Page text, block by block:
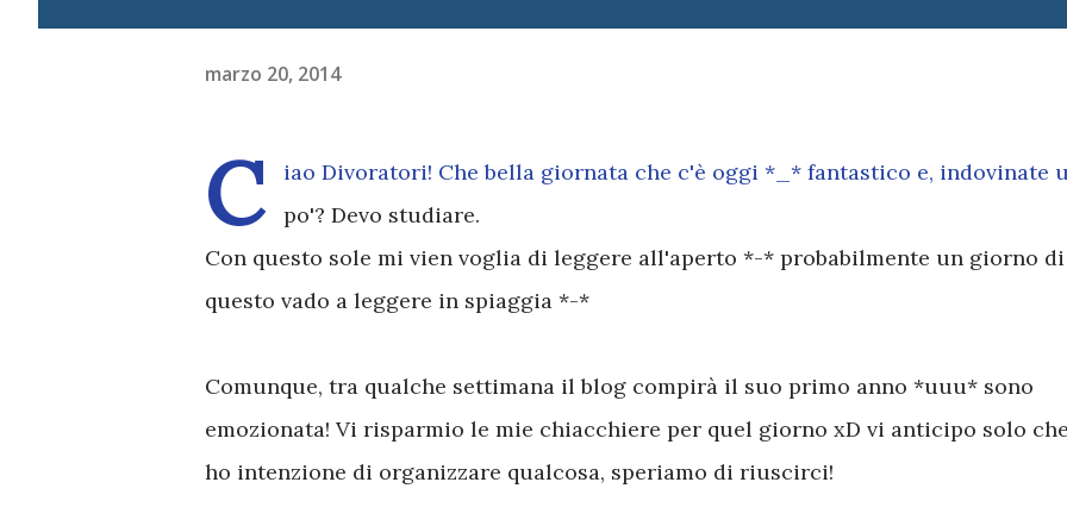
marzo 20, 2014
C
iao Divoratori! Che bella giornata che c'è oggi *_* fantastico e, indovinate
po'? Devo studiare.
Con questo sole mi vien voglia di leggere all'aperto *-* probabilmente un giorno di
questo vado a leggere in spiaggia *-*
Comunque, tra qualche settimana il blog compirà il suo primo anno *uuu* sono
emozionata! Vi risparmio le mie chiacchiere per quel giorno xD vi anticipo solo
ho intenzione di organizzare qualcosa, speriamo di riuscirci!